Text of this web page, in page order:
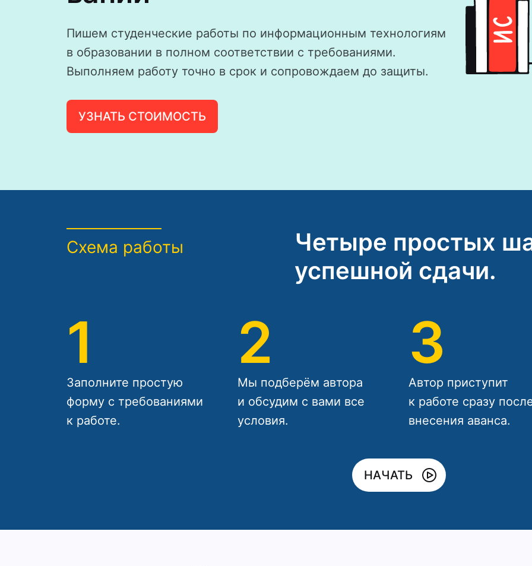
Пишем студенческие работы по информационным технологиям
в образовании в полном соответствии с требованиями.
Выполняем работу точно в срок и сопровождаем до защиты.
УЗНАТЬ СТОИМОСТЬ
Схема работы
Четыре простых
успешной сдачи.
1
Заполните простую
форму с требованиями
к работе.
2
Мы подберём автора
и обсудим с вами все
условия.
3
Автор приступит
к работе сразу
внесения аванса.
НАЧАТЬ